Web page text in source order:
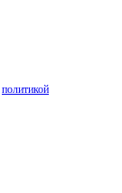
политикой